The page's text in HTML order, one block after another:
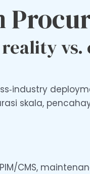
skala,
CMS,